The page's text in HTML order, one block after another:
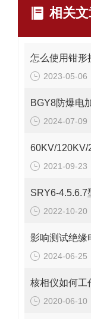
相关
怎么使用钳形
2023-05-06
BGY8防爆电
2024-07-09
2021-09-23
2022-10-20
2024-06-25
核相仪如何工
2020-06-10